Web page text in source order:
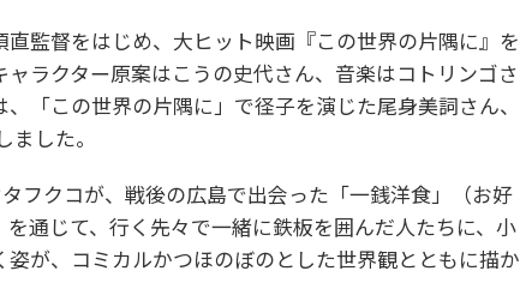
監督をはじめ、大ヒット映画『この世界の片隅に』を
ラクター原案はこうの史代さん、音楽はコトリンゴさ
「この世界の片隅に」で径子を演じた尾身美詞さん、
した。
フクコが、戦後の広島で出会った「一銭洋食」（お好
通じて、行く先々で一緒に鉄板を囲んだ人たちに、小
が、コミカルかつほのぼのとした世界観とともに描か